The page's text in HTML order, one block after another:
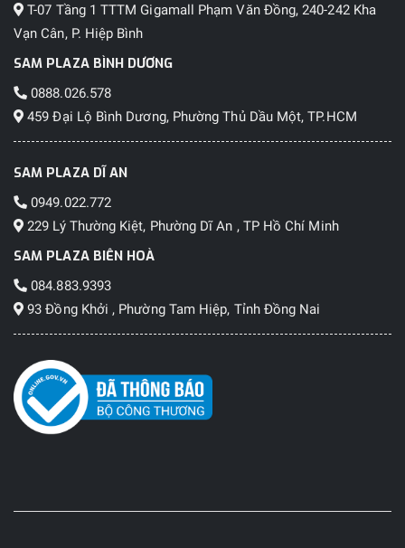
T-07 Tầng 1 TTTM Gigamall Phạm Văn Đồng, 240-242 Kha
Vạn Cân, P. Hiệp Bình
SAM PLAZA BÌNH DƯƠNG
0888.026.578
459 Đại Lộ Bình Dương, Phường Thủ Dầu Một, TP.HCM
SAM PLAZA DĨ AN
0949.022.772
229 Lý Thường Kiệt, Phường Dĩ An , TP Hồ Chí Minh
SAM PLAZA BIÊN HOÀ
084.883.9393
93 Đồng Khởi , Phường Tam Hiệp, Tỉnh Đồng Nai